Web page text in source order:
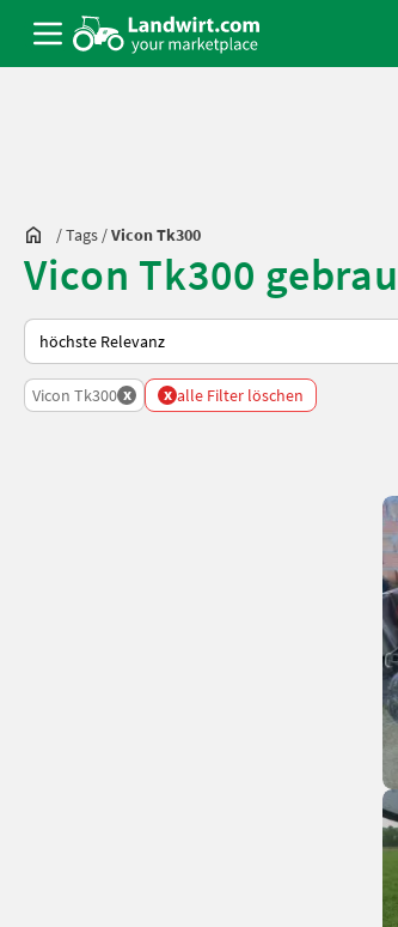
/Tags /Vicon Tk300
Vicon Tk300
So wird auf Landwirt.com sortiert
Vicon Tk300 x x alle Filter löschen